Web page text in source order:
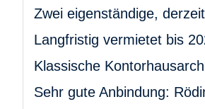
Zwei eigenständige,
Langfristig vermietet bis
Klassische
Sehr gute Anbindung: